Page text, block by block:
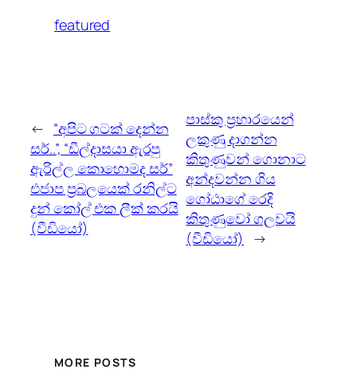
featured
← “අපිට ගටක් දෙන්න
සර්..”, “ඩීල්දාසයා ඇරපු
ඇරිල්ල කොහොමද සර්”
එජාප ප්‍රබලයෙක් රනිල්ට
දුන් කෝල් එක ලීක් කරයි
(වීඩියෝ)
පාස්කු ප්‍රහාරයෙන්
ලකුණු දාගන්න
කිතුණුවන් ගොනාට
අන්දවන්න ගිය
ගෝඨාගේ රෙදි
කිතුණුවෝ ගලවයි
(වීඩියෝ)
→
MORE POSTS